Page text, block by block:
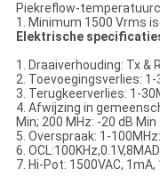
Piekreflow-
1. Minimum 1500 Vrms
Elektrische
1. Draaiverhouding: Tx &
2. Toevoegingsverlies: 1-
3. Terugkeerverlies: 1-
4. Afwijzing in
Min; 200 MHz: -20 dB Min
5. Overspraak: 1-
6.
7. Hi-Pot: 1500VAC, 1mA,